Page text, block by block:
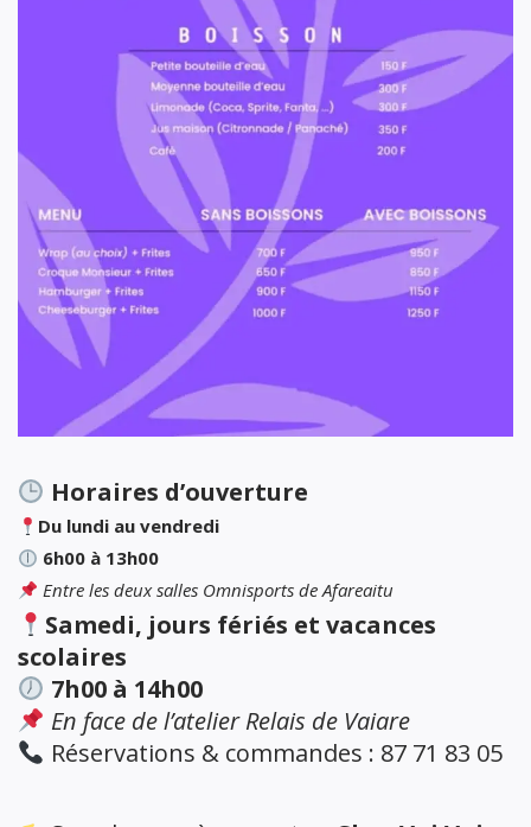
Horaires d’ouverture
Du lundi au vendredi
6h00 à 13h00
Entre les deux salles Omnisports de Afareaitu
Samedi, jours fériés et vacances
scolaires
7h00 à 14h00
En face de l’atelier Relais de Vaiare
Réservations & commandes : 87 71 83 05